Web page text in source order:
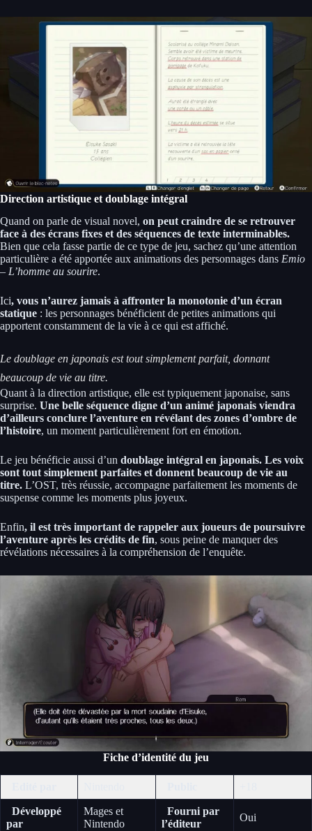
Direction artistique et doublage intégral
Quand on parle de visual novel, on peut craindre de se retrouver
face à des écrans fixes et des séquences de texte interminables.
Bien que cela fasse partie de ce type de jeu, sachez qu’une attention
particulière a été apportée aux animations des personnages dans Emio
– L’homme au sourire.
Ici, vous n’aurez jamais à affronter la monotonie d’un écran
statique : les personnages bénéficient de petites animations qui
apportent constamment de la vie à ce qui est affiché.
Le doublage en japonais est tout simplement parfait, donnant
beaucoup de vie au titre.
Quant à la direction artistique, elle est typiquement japonaise, sans
surprise. Une belle séquence digne d’un animé japonais viendra
d’ailleurs conclure l’aventure en révélant des zones d’ombre de
l’histoire, un moment particulièrement fort en émotion.
Le jeu bénéficie aussi d’un doublage intégral en japonais. Les voix
sont tout simplement parfaites et donnent beaucoup de vie au
titre. L’OST, très réussie, accompagne parfaitement les moments de
suspense comme les moments plus joyeux.
Enfin, il est très important de rappeler aux joueurs de poursuivre
l’aventure après les crédits de fin, sous peine de manquer des
révélations nécessaires à la compréhension de l’enquête.
Fiche d’identité du jeu
Développé
par
Mages et
Nintendo
Fourni par
l’éditeur
Oui